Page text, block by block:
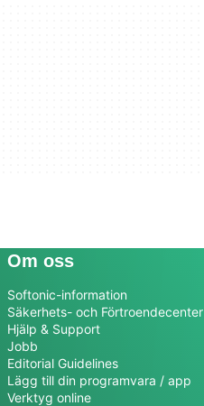
Om oss
Softonic-information
Säkerhets- och Förtroendecenter
Hjälp & Support
Jobb
Editorial Guidelines
Lägg till din programvara / app
Verktyg online